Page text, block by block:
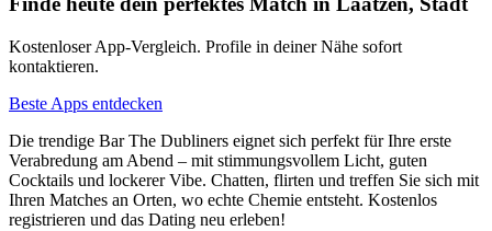
Kostenloser App-Vergleich. Profile in deiner Nähe sofort
kontaktieren.
Beste Apps entdecken
Die trendige Bar The Dubliners eignet sich perfekt für Ihre erste
Verabredung am Abend – mit stimmungsvollem Licht, guten
Cocktails und lockerer Vibe. Chatten, flirten und treffen Sie sich mit
Ihren Matches an Orten, wo echte Chemie entsteht. Kostenlos
registrieren und das Dating neu erleben!